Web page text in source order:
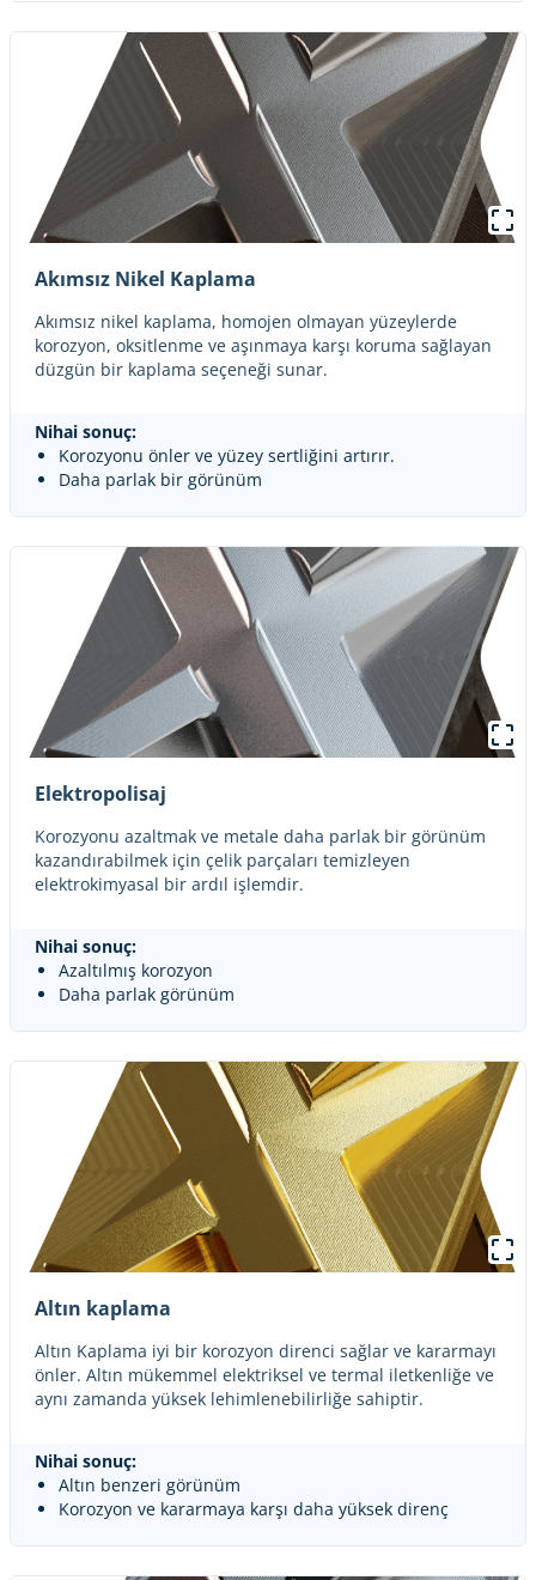
Akımsız Nikel Kaplama
Akımsız nikel kaplama, homojen olmayan yüzeylerde
korozyon, oksitlenme ve aşınmaya karşı koruma sağlayan
düzgün bir kaplama seçeneği sunar.
Nihai sonuç:
Korozyonu önler ve yüzey sertliğini artırır.
Daha parlak bir görünüm
Elektropolisaj
Korozyonu azaltmak ve metale daha parlak bir görünüm
kazandırabilmek için çelik parçaları temizleyen
elektrokimyasal bir ardıl işlemdir.
Nihai sonuç:
Azaltılmış korozyon
Daha parlak görünüm
Altın kaplama
Altın Kaplama iyi bir korozyon direnci sağlar ve kararmayı
önler. Altın mükemmel elektriksel ve termal iletkenliğe ve
aynı zamanda yüksek lehimlenebilirliğe sahiptir.
Nihai sonuç:
Altın benzeri görünüm
Korozyon ve kararmaya karşı daha yüksek direnç